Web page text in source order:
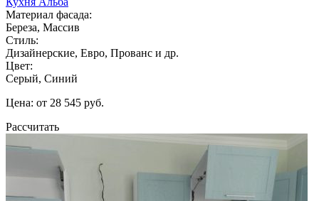
Материал фасада:
Береза, Массив
Стиль:
Дизайнерские, Евро, Прованс и др.
Цвет:
Серый, Синий
Цена: от 28 545 руб.
Рассчитать